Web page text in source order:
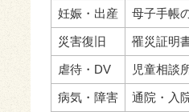
妊娠・出産 母子手帳
災害復旧 罹災証明
虐待・DV 児童相談
病気・障害 通院・入